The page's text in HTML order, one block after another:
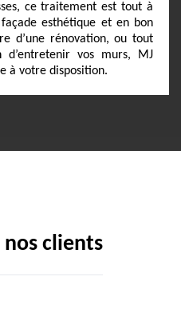
ce traitement est tout à
esthétique et en bon
d’une rénovation, ou tout
d’entretenir vos murs, MJ
à votre disposition.
nos clients